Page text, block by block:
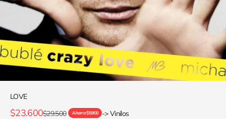
LOVE
Precio de oferta
$23.600Precio normal
$29.500 Ahorra $5.900 -> Vinilos